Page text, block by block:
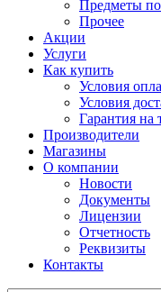
Предметы
Прочее
Акции
Услуги
Как купить
Условия
Условия
Гарантия на
Производители
Магазины
О компании
Новости
Документы
Лицензии
Отчетность
Реквизиты
Контакты